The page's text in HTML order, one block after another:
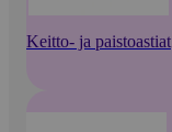
Keitto- ja paistoastiat